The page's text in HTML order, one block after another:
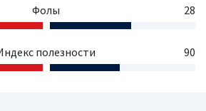
Фолы 28
полезности 90